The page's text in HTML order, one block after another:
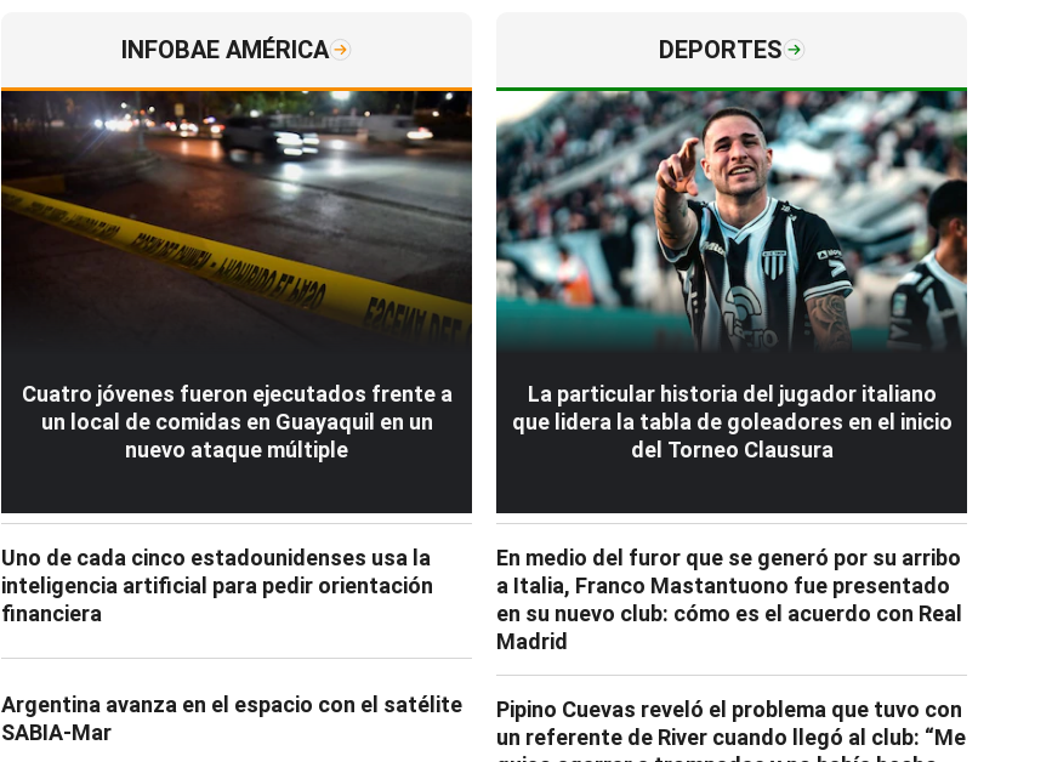
INFOBAE AMÉRICA
Cuatro jóvenes fueron ejecutados frente a
un local de comidas en Guayaquil en un
nuevo ataque múltiple
Uno de cada cinco estadounidenses usa la
inteligencia artificial para pedir orientación
financiera
Argentina avanza en el espacio con el satélite
SABIA-Mar
DEPORTES
La particular historia del jugador italiano
que lidera la tabla de goleadores en el inicio
del Torneo Clausura
En medio del furor que se generó por su arribo
a Italia, Franco Mastantuono fue presentado
en su nuevo club: cómo es el acuerdo con Real
Madrid
Pipino Cuevas reveló el problema que tuvo con
un referente de River cuando llegó al club: “Me